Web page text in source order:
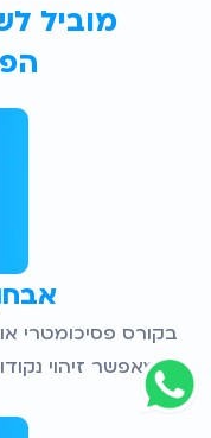
מוביל
בקורס פסיכומטרי
המאפשר זיהוי